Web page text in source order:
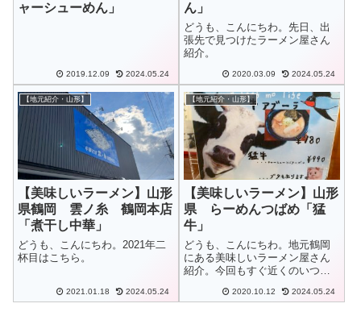
ャーシューめん」
2019.12.09 2024.05.24
ん」
どうも、こんにちわ。先日、出
張先で見つけたラーメン屋さん
紹介。
2020.03.09 2024.05.24
【地元紹介・山形】
【美味しいラーメン】山形
県鶴岡 雲ノ糸 鶴岡本店
「煮干し中華」
どうも、こんにちわ。2021年二
杯目はこちら。
2021.01.18 2024.05.24
【地元紹介・山形】
【美味しいラーメン】山形
県 らーめんつばめ「猛
牛」
どうも、こんにちわ。地元鶴岡
にある美味しいラーメン屋さん
紹介。今回もすぐ近くのいつも
美味しいラーメン屋さんがある
2020.10.12 2024.05.24